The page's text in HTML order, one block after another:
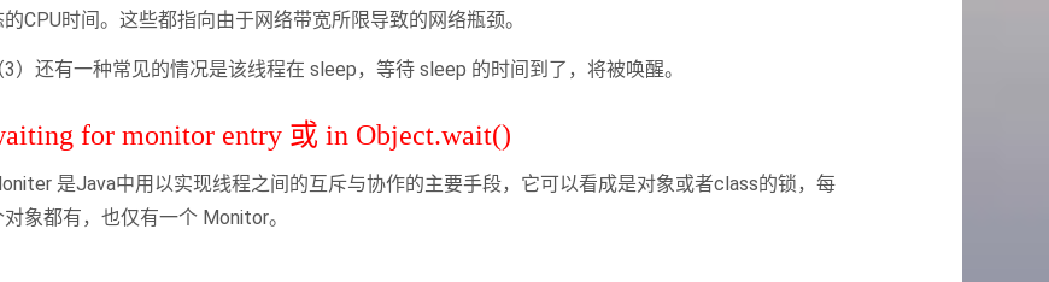
的CPU时间。这些都指向由于网络带宽所限导致的网络瓶颈。
3）还有一种常见的情况是该线程在 sleep，等待 sleep 的时间到了，将被唤醒。
for monitor entry 或 in Object.wait()
是Java中用以实现线程之间的互斥与协作的主要手段，它可以看成是对象或者class的锁，每
对象都有，也仅有一个 Monitor。